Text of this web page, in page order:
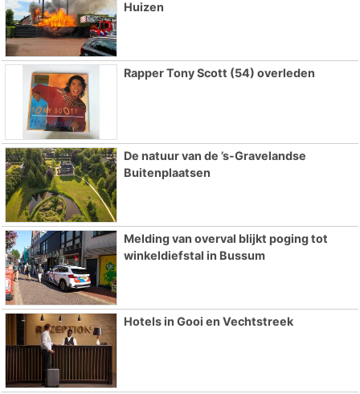
Huizen
Rapper Tony Scott (54) overleden
De natuur van de ’s-Gravelandse
Buitenplaatsen
Melding van overval blijkt poging tot
winkeldiefstal in Bussum
Hotels in Gooi en Vechtstreek